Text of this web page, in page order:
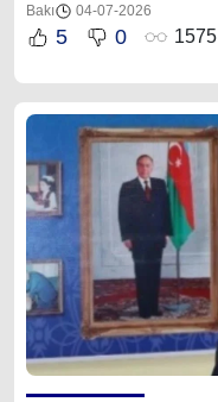
Bakı 04-07-2026
5 0 1575